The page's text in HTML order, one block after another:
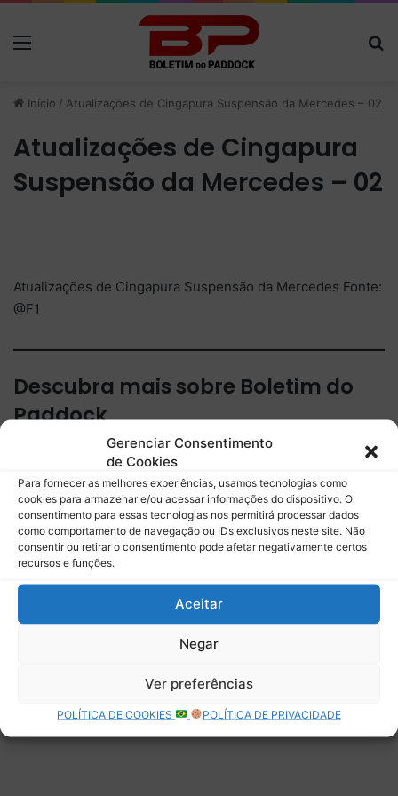
Gerenciar Consentimento
de Cookies
Para fornecer as melhores experiências, usamos tecnologias como
cookies para armazenar e/ou acessar informações do dispositivo. O
consentimento para essas tecnologias nos permitirá processar dados
como comportamento de navegação ou IDs exclusivos neste site. Não
consentir ou retirar o consentimento pode afetar negativamente certos
recursos e funções.
Aceitar
Negar
Ver preferências
POLÍTICA DE COOKIES POLÍTICA DE PRIVACIDADE
Início / Atualizações de Cingapura Suspensão da Mercedes – 02
Atualizações de Cingapura
Suspensão da Mercedes – 02
Atualizações de Cingapura Suspensão da Mercedes Fonte:
@F1
Descubra mais sobre Boletim do
Paddock
Assine para receber nossas notícias mais recentes por e-
Digite seu e-mail…
Assinar